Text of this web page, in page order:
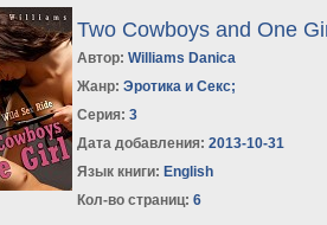
Two Cowboys and One
Автор:Williams Danica
Жанр: Эротика и Секс;
Серия:3
Дата добавления: 2013-10-31
Язык книги: English
Кол-во страниц: 6